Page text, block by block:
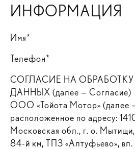
ИНФОРМАЦИЯ
Имя*
Телефон*
СОГЛАСИЕ НА
ДАННЫХ (далее — Согласие)
ООО «Тойота Мотор» (далее
расположенное по адресу:
Московская обл., г. о.
84-й км, ТПЗ «Алтуфьево», вл.